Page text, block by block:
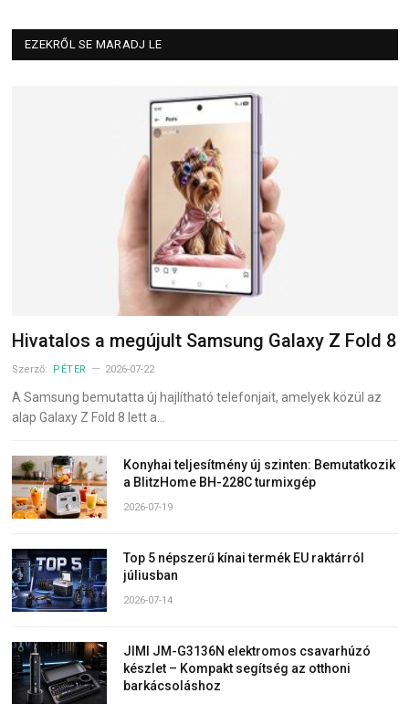
EZEKRŐL SE MARADJ LE
Hivatalos a megújult Samsung Galaxy Z Fold 8
Szerző: PÉTER 2026-07-22
A Samsung bemutatta új hajlítható telefonjait, amelyek közül az
alap Galaxy Z Fold 8 lett a…
Konyhai teljesítmény új szinten: Bemutatkozik
a BlitzHome BH-228C turmixgép
2026-07-19
Top 5 népszerű kínai termék EU raktárról
júliusban
2026-07-14
JIMI JM-G3136N elektromos csavarhúzó
készlet – Kompakt segítség az otthoni
barkácsoláshoz